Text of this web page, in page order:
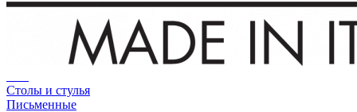
Столы и стулья
Письменные